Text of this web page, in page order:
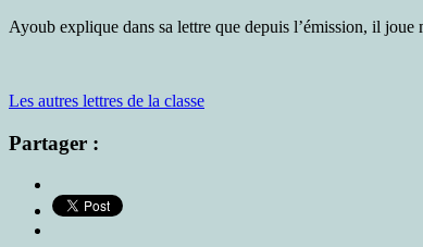
Ayoub explique dans sa lettre que depuis l’émission, il joue
Les autres lettres de la classe
Partager :